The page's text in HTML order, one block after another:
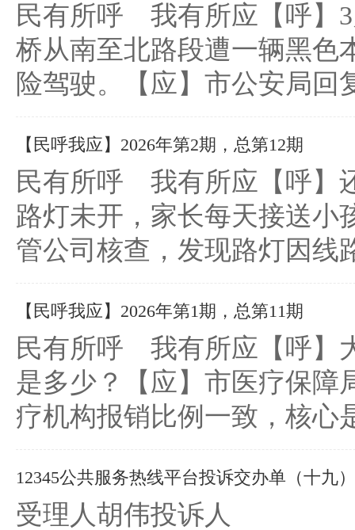
民有所呼 我有所应【呼】3
桥从南至北路段遭一辆黑色
险驾驶。【应】市公安局回
【民呼我应】2026年第2期，总第12期
民有所呼 我有所应【呼】
路灯未开，家长每天接送小
管公司核查，发现路灯因线
【民呼我应】2026年第1期，总第11期
民有所呼 我有所应【呼】
是多少？【应】市医疗保障
疗机构报销比例一致，核心
12345公共服务热线平台投诉交办单（十九）
受理人胡伟投诉人 （